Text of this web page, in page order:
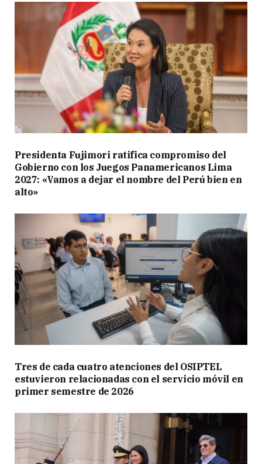
Presidenta Fujimori ratifica compromiso del
Gobierno con los Juegos Panamericanos Lima
2027: «Vamos a dejar el nombre del Perú bien en
alto»
Tres de cada cuatro atenciones del OSIPTEL
estuvieron relacionadas con el servicio móvil en
primer semestre de 2026